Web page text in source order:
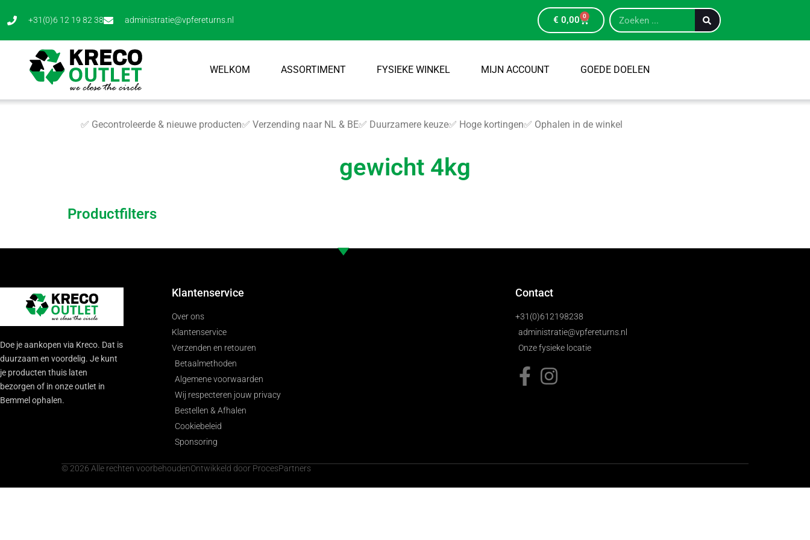
+31(0)6 12 19 82 38 administratie@vpfereturns.nl € 0,00 0
WELKOM ASSORTIMENT FYSIEKE WINKEL MIJN ACCOUNT GOEDE DOELEN
✅ Gecontroleerde & nieuwe producten✅ Verzending naar NL & BE✅ Duurzamere keuze✅ Hoge kortingen✅ Ophalen in de winkel
gewicht 4kg
Productfilters
Doe je aankopen via Kreco. Dat is
duurzaam en voordelig. Je kunt
je producten thuis laten
bezorgen of in onze outlet in
Bemmel ophalen.
Klantenservice
Over ons
Klantenservice
Verzenden en retouren
Betaalmethoden
Algemene voorwaarden
Wij respecteren jouw privacy
Bestellen & Afhalen
Cookiebeleid
Sponsoring
Contact
+31(0)612198238
administratie@vpfereturns.nl
Onze fysieke locatie
© 2026 Alle rechten voorbehoudenOntwikkeld door ProcesPartners